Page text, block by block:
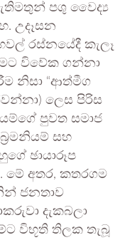
පශු වෛද්‍ය
උදෑසන
රස්නයේදී කැලෑ
විවේක ගන්නා
නිසා “ආත්මීග
ලෙස පිරිස
පුවත සමාජ
සහ
ඡායාරූප
මේ අතර, කතරගම
ජනතාව
දැකබලා
විභූති තිලක තැබූ